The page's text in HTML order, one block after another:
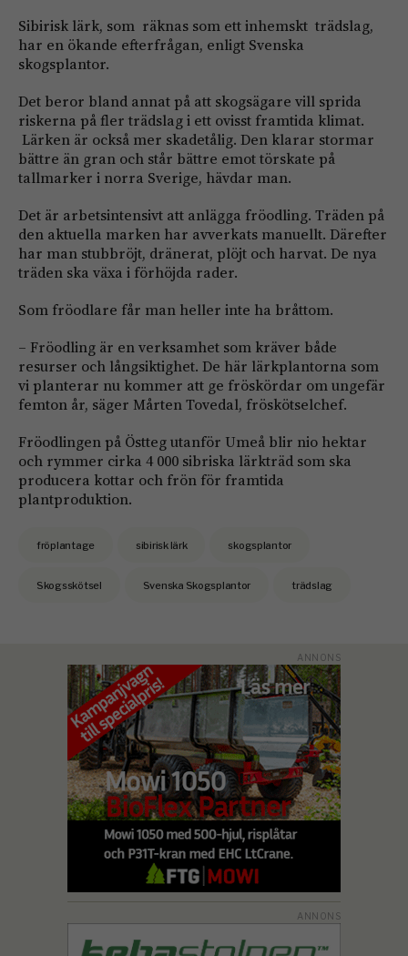
Sibirisk lärk, som räknas som ett inhemskt trädslag,
har en ökande efterfrågan, enligt Svenska
skogsplantor.
Det beror bland annat på att skogsägare vill sprida
riskerna på fler trädslag i ett ovisst framtida klimat.
Lärken är också mer skadetålig. Den klarar stormar
bättre än gran och står bättre emot törskate på
tallmarker i norra Sverige, hävdar man.
Det är arbetsintensivt att anlägga fröodling. Träden på
den aktuella marken har avverkats manuellt. Därefter
har man stubbröjt, dränerat, plöjt och harvat. De nya
träden ska växa i förhöjda rader.
Som fröodlare får man heller inte ha bråttom.
– Fröodling är en verksamhet som kräver både
resurser och långsiktighet. De här lärkplantorna som
vi planterar nu kommer att ge fröskördar om ungefär
femton år, säger Mårten Tovedal, fröskötselchef.
Fröodlingen på Östteg utanför Umeå blir nio hektar
och rymmer cirka 4 000 sibriska lärkträd som ska
producera kottar och frön för framtida
plantproduktion.
fröplantage sibirisk lärk skogsplantor
Skogsskötsel Svenska Skogsplantor trädslag